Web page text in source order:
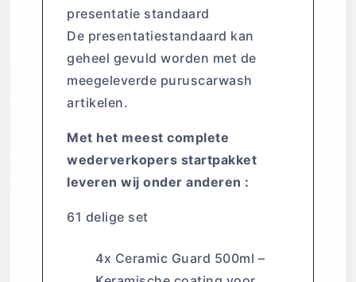
presentatie standaard
De presentatiestandaard kan
geheel gevuld worden met de
meegeleverde puruscarwash
artikelen.
Met het meest complete
wederverkopers startpakket
leveren wij onder anderen :
61 delige set
4x Ceramic Guard 500ml –